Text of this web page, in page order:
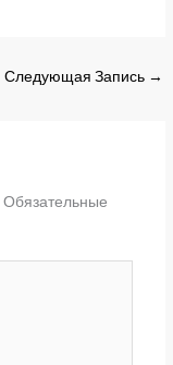
Следующая Запись →
Обязательные